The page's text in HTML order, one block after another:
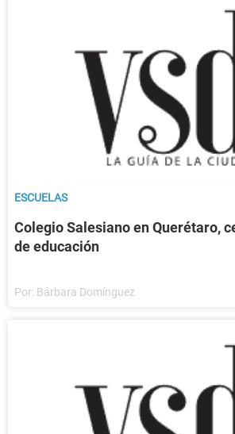
ESCUELAS
Colegio Salesiano en Querétaro,
de educación
Por: Bárbara Domínguez